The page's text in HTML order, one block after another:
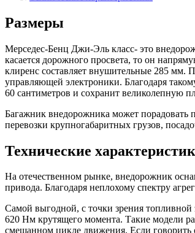
Размеры
Мерседес-Бенц Джи-Эль класс- это
касается дорожного просвета, то он
клиренс составляет внушительные 285
управляющей электроники. Благодаря
60 сантиметров и сохранит великолепную
Багажник внедорожника может порадовать
перевозки крупногабаритных грузов,
Технические
На отечественном рынке, внедорожник
привода. Благодаря неплохому спектру
Самой выгодной, с точки зрения
620 Нм крутящего момента. Такие модели
смешанном цикле движения. Если говорить